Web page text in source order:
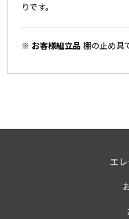
りです。
※ お客様組立品 棚の止め具
エ